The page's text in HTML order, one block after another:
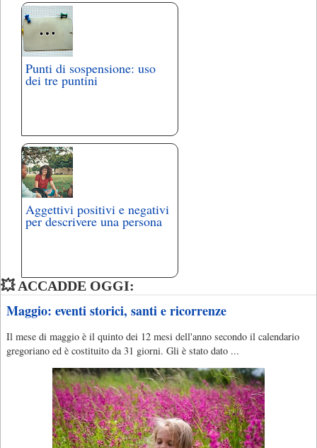
Punti di sospensione: uso
dei tre puntini
Aggettivi positivi e negativi
per descrivere una persona
💥 ACCADDE OGGI:
Maggio: eventi storici, santi e ricorrenze
Il mese di maggio è il quinto dei 12 mesi dell'anno secondo il calendario
gregoriano ed è costituito da 31 giorni. Gli è stato dato ...